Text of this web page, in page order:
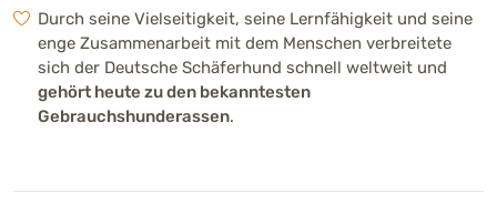
Kinderfreundlichkeit
Mittelmäßig ausgeprägt (3
Kann freundlich mit Kindern sein, braucht aber
klare Regeln und respektvollen Umgang.
Mittelmäßig ausgeprägt (3
Meldet häufig Veränderungen in der
Durch seine Vielseitigkeit, seine Lernfähigkeit und seine
enge Zusammenarbeit mit dem Menschen verbreitete
sich der Deutsche Schäferhund schnell weltweit und
gehört heute zu den bekanntesten
Gebrauchshunderassen.